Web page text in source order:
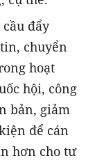
đẩy
chuyển
hoạt
hội, công
bản, giảm
để cán
hơn cho tư